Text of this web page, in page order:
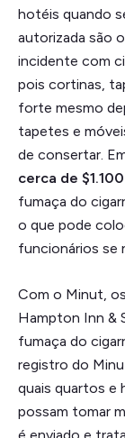
hotéis quando
autorizada são
incidente com
pois cortinas,
forte mesmo
tapetes e
de consertar.
cerca de
fumaça do
o que pode
funcionários se
Com o Minut,
Hampton Inn &
fumaça do
registro do
quais quartos e
possam tomar
é enviado e